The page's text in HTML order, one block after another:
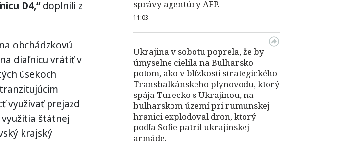
D4,“doplnili z
obchádzkovú
diaľnicu vrátiť v
úsekoch
využívať prejazd
štátnej
krajský
správy agentúry AFP.
11:03
Ukrajina v sobotu poprela, že by
úmyselne cielila na Bulharsko
potom, ako v blízkosti strategického
Transbalkánskeho plynovodu, ktorý
spája Turecko s Ukrajinou, na
bulharskom území pri rumunskej
hranici explodoval dron, ktorý
podľa Sofie patril ukrajinskej
armáde.